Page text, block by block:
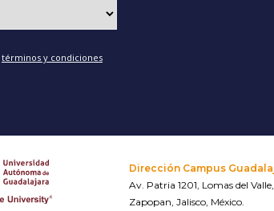
términos y condiciones
Dirección Campus
Av. Patria 1201, Lomas del
Zapopan, Jalisco, México.